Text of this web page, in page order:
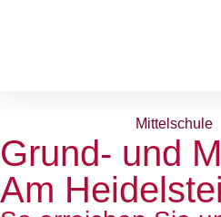
Mittelschule
Grund- und
Am